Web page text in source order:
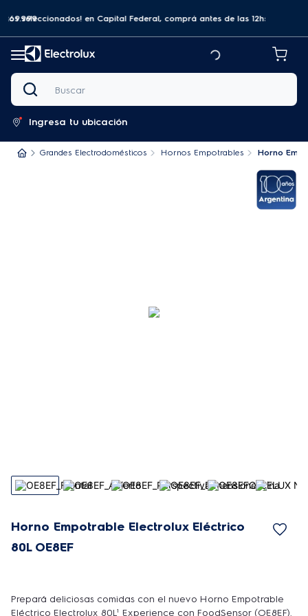
$69.999seleccionados! en Capital Federal, comprá antes de las 12hs y
Buscar
Ingresa tu ubicación
Grandes Electrodomésticos Hornos Empotrables Horno
Horno Empotrable Electrolux Eléctrico
80L OE8EF
Prepará deliciosas comidas con el nuevo Horno Empotrable
Eléctrico Electrolux 80L¹ Experience con FoodSensor (OE8EF).